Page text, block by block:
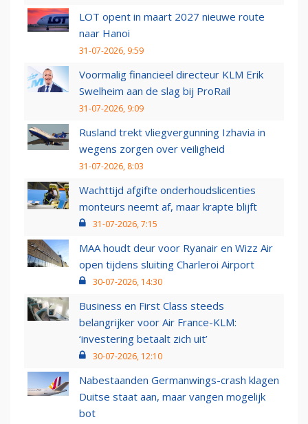
LOT opent in maart 2027 nieuwe route
naar Hanoi
31-07-2026, 9:59
Voormalig financieel directeur KLM Erik
Swelheim aan de slag bij ProRail
31-07-2026, 9:09
Rusland trekt vliegvergunning Izhavia in
wegens zorgen over veiligheid
31-07-2026, 8:03
Wachttijd afgifte onderhoudslicenties
monteurs neemt af, maar krapte blijft
31-07-2026, 7:15
MAA houdt deur voor Ryanair en Wizz Air
open tijdens sluiting Charleroi Airport
30-07-2026, 14:30
Business en First Class steeds
belangrijker voor Air France-KLM:
‘investering betaalt zich uit’
30-07-2026, 12:10
Nabestaanden Germanwings-crash klagen
Duitse staat aan, maar vangen mogelijk
bot